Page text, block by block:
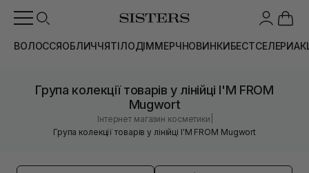
ВОЛОССЯОБЛИЧЧЯТІЛОДІММЕРЧНОВИНКИБЕСТСЕЛЕРИ
Група колекції товарів у лінійці I'M FROM
Mugwort
Інтернет магазин косметики
Група колекції товарів у лінійці I'M FROM Mugwort